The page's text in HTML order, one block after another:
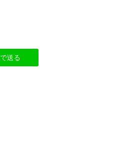
送る